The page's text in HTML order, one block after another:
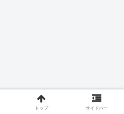
トップ サイドバー